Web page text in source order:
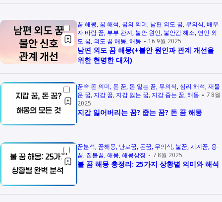
꿈 해몽 꿈 해석 꿈의 의미 남편 외도 꿈 무의식 배우
자 바람 꿈 부부 관계 불안 원인 불안감 해소 연인 외
도 꿈 외도 꿈 해몽 해몽 16 9월 2025
남편 외도 꿈 해몽(+불안 원인과 관계 개선을
위한 현명한 대처)
꿈속 돈 의미 돈 꿈 돈 잃는 꿈 무의식 심리 해석 재물
운 꿈 지갑 꿈 지갑 잃는 꿈 지갑 줍는 꿈 해몽
7 8월
2025
지갑 잃어버리는 꿈? 줍는 꿈? 돈 꿈 해몽
꿈분석 꿈해몽 난로꿈 돈꿈 무의식 불꿈 시계꿈 용
꿈 집불꿈 해몽 해몽상징 7 8월 2025
불 꿈 해몽 총정리: 25가지 상황별 의미와 해석